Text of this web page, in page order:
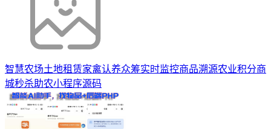
智慧农场土地租赁家禽认养众筹实时监控商品溯源农业积分商
城秒杀助农小程序源码